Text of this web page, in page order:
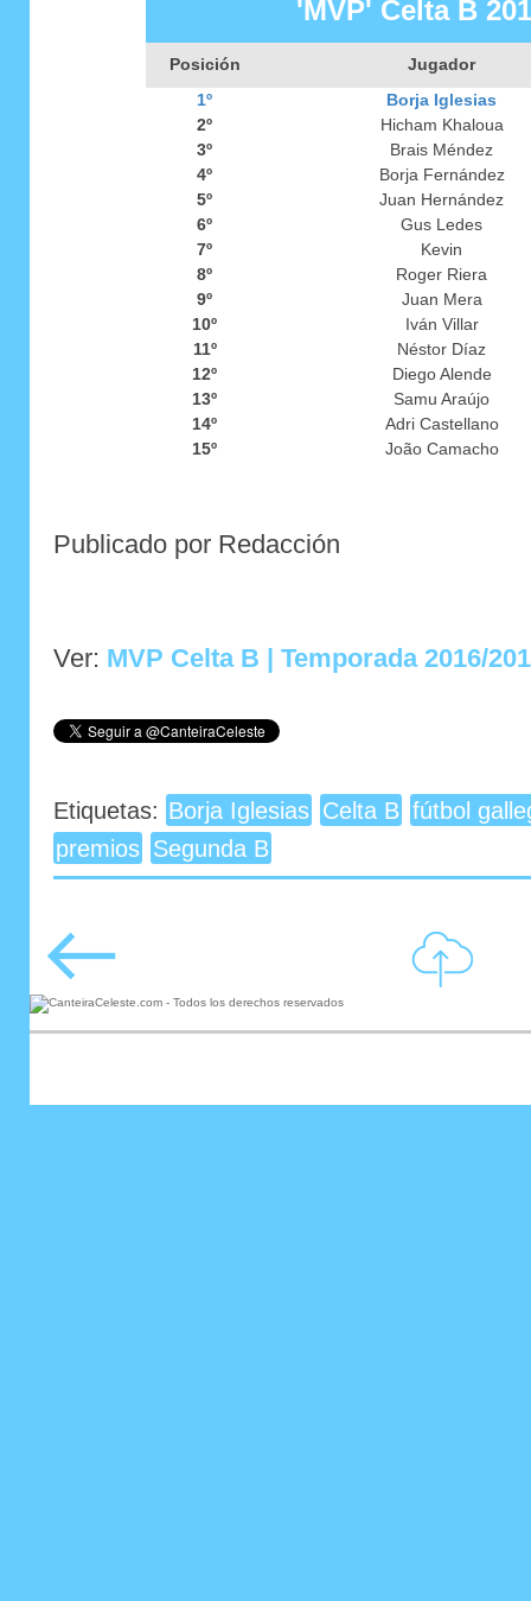
'MVP' Celta B
Posición
Jugador
1º
Borja Iglesias
2º
Hicham Khaloua
3º
Brais Méndez
4º
Borja Fernández
5º
Juan Hernández
6º
Gus Ledes
7º
Kevin
8º
Roger Riera
9º
Juan Mera
10º
Iván Villar
11º
Néstor Díaz
12º
Diego Alende
13º
Samu Araújo
14º
Adri Castellano
15º
João Camacho
Publicado por Redacción
Ver: MVP Celta B | Temporada 2016/
Etiquetas: Borja Iglesias Celta B fútbol
premios Segunda B